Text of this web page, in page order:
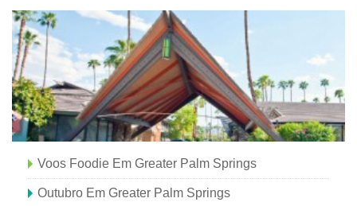
Voos Foodie Em Greater Palm Springs
Outubro Em Greater Palm Springs